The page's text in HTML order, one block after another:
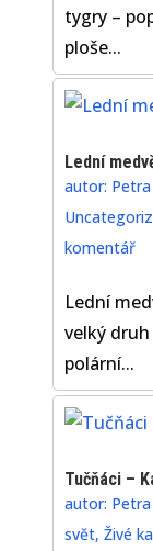
tygry –
ploše...
Lední
autor:
komentář
Lední
velký
polární...
Tučňáci –
autor:
svět,Živé